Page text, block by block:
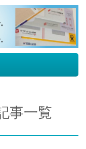
の買い方
事一覧